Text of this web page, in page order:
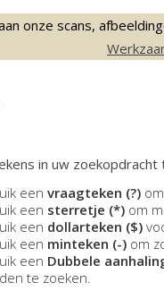
onze scans,
in uw
een vraagteken (?)
een sterretje (*) om
een dollarteken ($)
een minteken (-) om
een Dubbele
te zoeken.